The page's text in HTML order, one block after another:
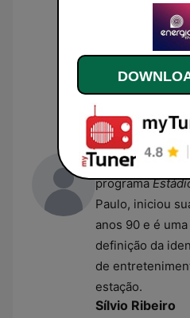
atua na
também exerce
padrão e
Sombra
Sombra , Hilton
coordenador
criador e
programa
Paulo, iniciou
anos 90 e é
definição da
de
estação.
Sílvio Ribeiro